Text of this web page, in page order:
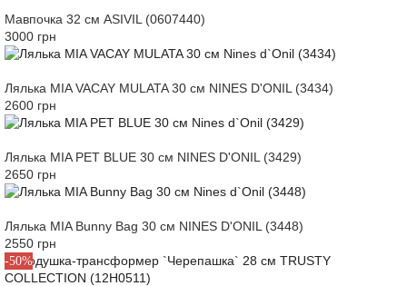
Мавпочка 32 см ASIVIL (0607440)
3000 грн
Лялька MIA VACAY MULATA 30 см NINES D'ONIL (3434)
2600 грн
Лялька MIA PET BLUE 30 см NINES D'ONIL (3429)
2650 грн
Лялька MIA Bunny Bag 30 см NINES D'ONIL (3448)
2550 грн
-50%